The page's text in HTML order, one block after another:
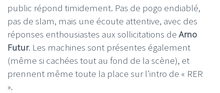
public répond timidement. Pas de pogo endiablé,
pas de slam, mais une écoute attentive, avec des
réponses enthousiastes aux sollicitations de Arno
Futur. Les machines sont présentes également
(même si cachées tout au fond de la scène), et
prennent même toute la place sur l’intro de « RER
».